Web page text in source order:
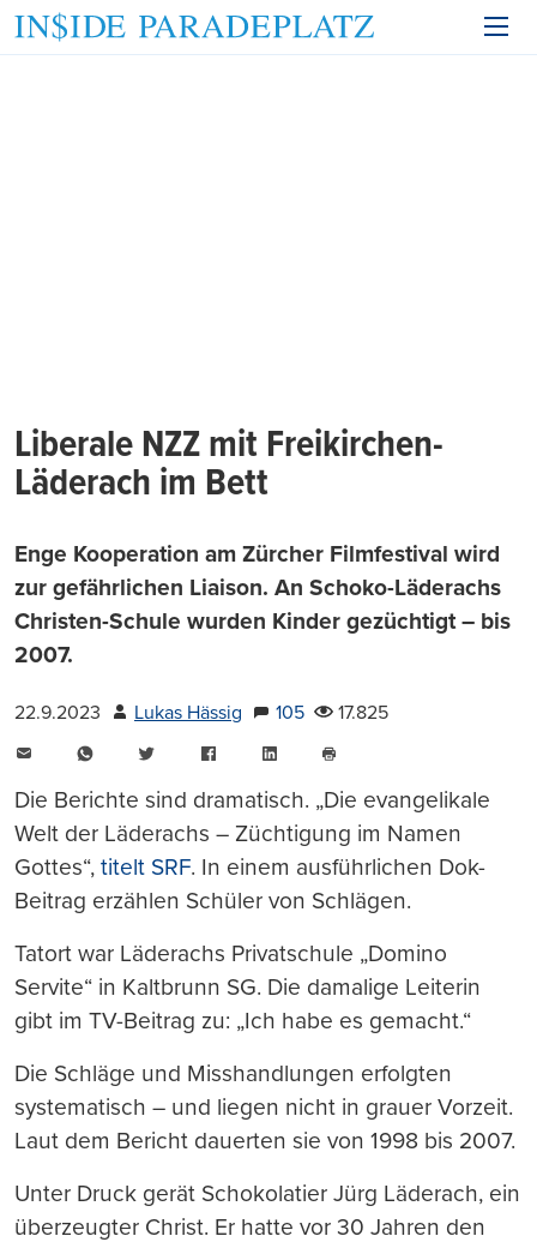
Liberale NZZ mit Freikirchen-
Läderach im Bett
Enge Kooperation am Zürcher Filmfestival wird
zur gefährlichen Liaison. An Schoko-Läderachs
Christen-Schule wurden Kinder gezüchtigt – bis
2007.
22.9.2023 Lukas Hässig 105
17.825
WhatsAppTwitter FacebookLinkedIn
drucken
Die Berichte sind dramatisch. „Die evangelikale
Welt der Läderachs – Züchtigung im Namen
Gottes“, titelt SRF. In einem ausführlichen Dok-
Beitrag erzählen Schüler von Schlägen.
Tatort war Läderachs Privatschule „Domino
Servite“ in Kaltbrunn SG. Die damalige Leiterin
gibt im TV-Beitrag zu: „Ich habe es gemacht.“
Die Schläge und Misshandlungen erfolgten
systematisch – und liegen nicht in grauer Vorzeit.
Laut dem Bericht dauerten sie von 1998 bis 2007.
Unter Druck gerät Schokolatier Jürg Läderach, ein
überzeugter Christ. Er hatte vor 30 Jahren den